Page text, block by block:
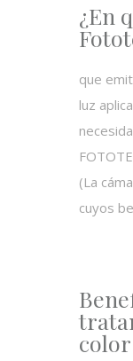
¿En
que
luz
(La
cuyos
color